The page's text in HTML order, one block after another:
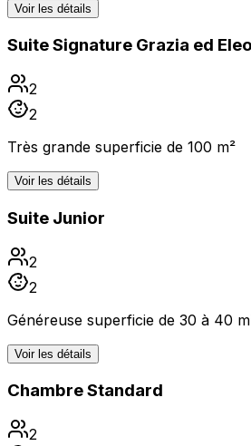
Voir les détails
Suite Signature Grazia ed
2
2
Très grande superficie de 100 m²
Voir les détails
Suite Junior
2
2
Généreuse superficie de 30 à 40
Voir les détails
Chambre Standard
2